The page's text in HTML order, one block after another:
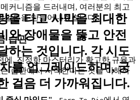
을 타고 사막을 최대한
와 장애물을 뚫고 안전
하는 것입니다. 각 시도
를 업그레이드하며, 궁
걸음 더 가까워집니다.
커니즘을 드러내며, 여러분의 최고
법론을 만들어내겠습니다.
습관
에, 진정한 마스터리가 확고한 규율과
습관에서 시작한다는 것을 이해하